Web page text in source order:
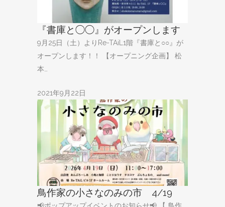
『書庫と◯◯』がオープンします
9月25日（土）よりRe-TAiL1階『書庫と○○』が
オープンします！！ 【オープニング企画】 松
本…
2021年9月22日
鳥作家の小さなのみの市 4/19
📢ポップアップイベントのお知らせ📢 【 鳥作